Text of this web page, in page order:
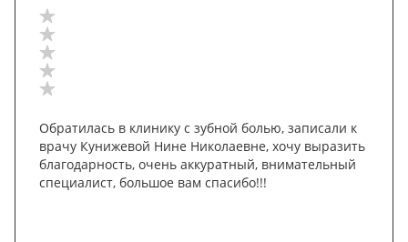
Обратилась в клинику с зубной болью, записали к
врачу Кунижевой Нине Николаевне, хочу выразить
благодарность, очень аккуратный, внимательный
специалист, большое вам спасибо!!!